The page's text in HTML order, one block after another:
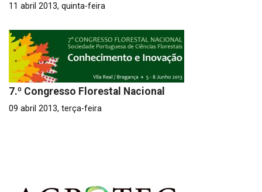
11 abril 2013, quinta-feira
7.º Congresso Florestal Nacional
09 abril 2013, terça-feira